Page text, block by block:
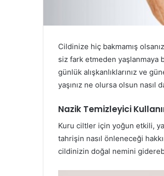
Cildinize hiç bakmamış
siz fark etmeden yaşlanmaya
günlük alışkanlıklarınız ve
yaşınız ne olursa olsun
Nazik Temizleyici
Kuru ciltler için yoğun etkili,
tahrişin nasıl önleneceği
cildinizin doğal nemini